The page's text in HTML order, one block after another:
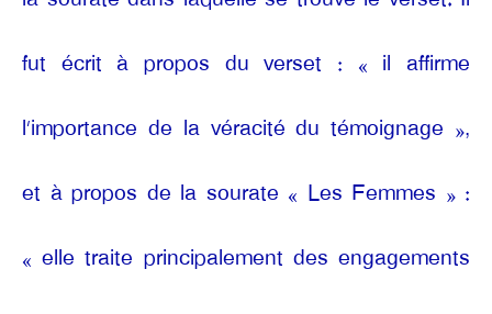
fut écrit à propos du verset : « il affirme
l’importance de la véracité du témoignage »,
et à propos de la sourate « Les Femmes » :
« elle traite principalement des engagements